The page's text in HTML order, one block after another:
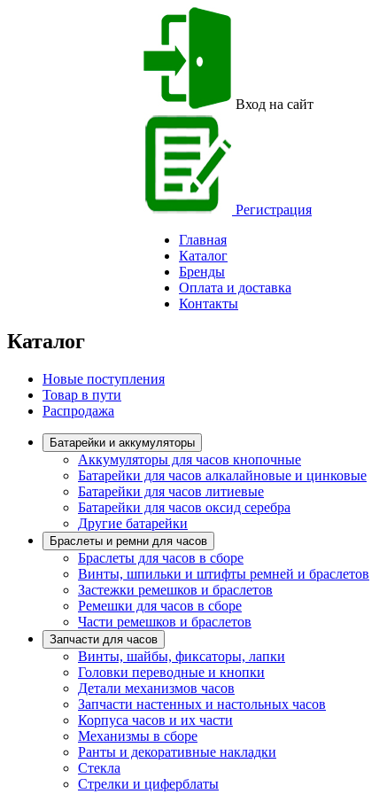
Вход на сайт
Регистрация
Главная
Каталог
Бренды
Оплата и доставка
Контакты
Каталог
Новые поступления
Товар в пути
Распродажа
Батарейки и аккумуляторы
Аккумуляторы для часов кнопочные
Батарейки для часов алкалайновые и цинковые
Батарейки для часов литиевые
Батарейки для часов оксид серебра
Другие батарейки
Браслеты и ремни для часов
Браслеты для часов в сборе
Винты, шпильки и штифты ремней и браслетов
Застежки ремешков и браслетов
Ремешки для часов в сборе
Части ремешков и браслетов
Запчасти для часов
Винты, шайбы, фиксаторы, лапки
Головки переводные и кнопки
Детали механизмов часов
Запчасти настенных и настольных часов
Корпуса часов и их части
Механизмы в сборе
Ранты и декоративные накладки
Стекла
Стрелки и циферблаты